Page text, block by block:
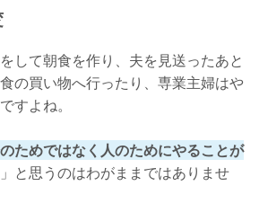
して朝食を作り、夫を見送ったあと
の買い物へ行ったり、専業主婦はや
すよね。
ためではなく人のためにやることが
と思うのはわがままではありませ